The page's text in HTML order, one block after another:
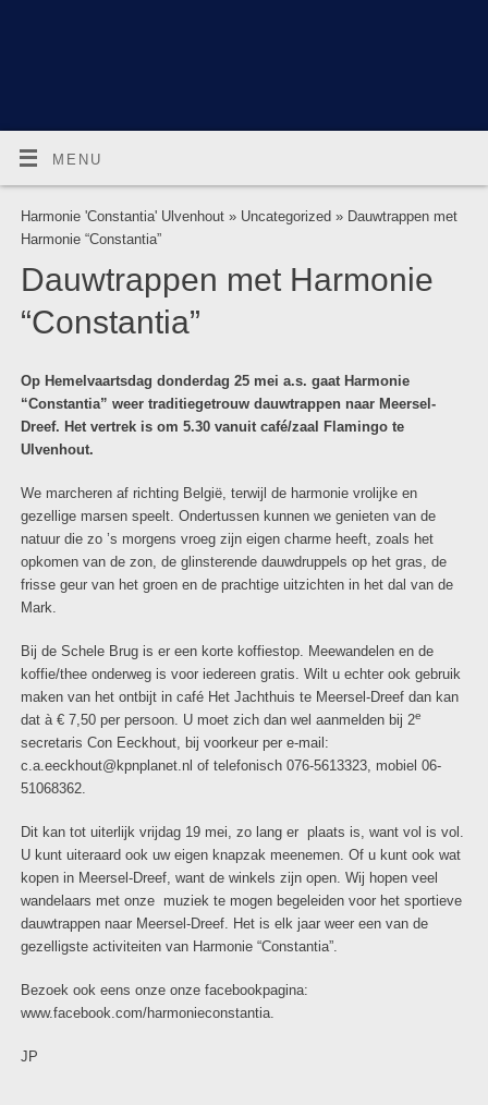
MENU
Harmonie 'Constantia' Ulvenhout» Uncategorized » Dauwtrappen met
Harmonie “Constantia”
Dauwtrappen met Harmonie
“Constantia”
Op Hemelvaartsdag donderdag 25 mei a.s. gaat Harmonie
“Constantia” weer traditiegetrouw dauwtrappen naar Meersel-
Dreef. Het vertrek is om 5.30 vanuit café/zaal Flamingo te
Ulvenhout.
We marcheren af richting België, terwijl de harmonie vrolijke en
gezellige marsen speelt. Ondertussen kunnen we genieten van de
natuur die zo ’s morgens vroeg zijn eigen charme heeft, zoals het
opkomen van de zon, de glinsterende dauwdruppels op het gras, de
frisse geur van het groen en de prachtige uitzichten in het dal van de
Mark.
Bij de Schele Brug is er een korte koffiestop. Meewandelen en de
koffie/thee onderweg is voor iedereen gratis. Wilt u echter ook gebruik
maken van het ontbijt in café Het Jachthuis te Meersel-Dreef dan kan
dat à € 7,50 per persoon. U moet zich dan wel aanmelden bij 2e
secretaris Con Eeckhout, bij voorkeur per e-mail:
c.a.eeckhout@kpnplanet.nl of telefonisch 076-5613323, mobiel 06-
51068362.
Dit kan tot uiterlijk vrijdag 19 mei, zo lang er plaats is, want vol is vol.
U kunt uiteraard ook uw eigen knapzak meenemen. Of u kunt ook wat
kopen in Meersel-Dreef, want de winkels zijn open. Wij hopen veel
wandelaars met onze muziek te mogen begeleiden voor het sportieve
dauwtrappen naar Meersel-Dreef. Het is elk jaar weer een van de
gezelligste activiteiten van Harmonie “Constantia”.
Bezoek ook eens onze onze facebookpagina:
www.facebook.com/harmonieconstantia.
JP